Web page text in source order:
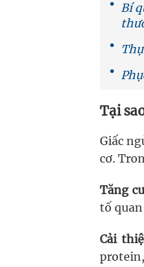
bảo vệ sức
Không chỉ
Bí
Tại
Giấc
cơ.
Tăng
tố
Cải